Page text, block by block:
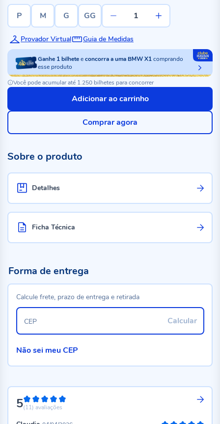
P M G GG
Provador Virtual Guia de Medidas
Ganhe 1bilheteeconcorra a uma BMW X1comprando
esse produto
Você pode acumular até 1.250 bilhetes para concorrer
Adicionar ao carrinho
Comprar agora
Sobre o produto
Detalhes
Ficha Técnica
5100%
(11) avaliações
Forma de entrega
Calcule frete, prazo de entrega e retirada
Calcular
CEP
Não sei meu CEP